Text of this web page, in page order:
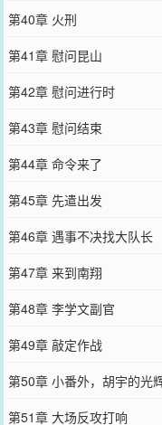
第40章 火刑
第41章 慰问昆山
第42章 慰问进行时
第43章 慰问结束
第44章 命令来了
第45章 先遣出发
第46章 遇事不决找大队长
第47章 来到南翔
第48章 李学文副官
第49章 敲定作战
第50章 小番外，胡宇的光
第51章 大场反攻打响